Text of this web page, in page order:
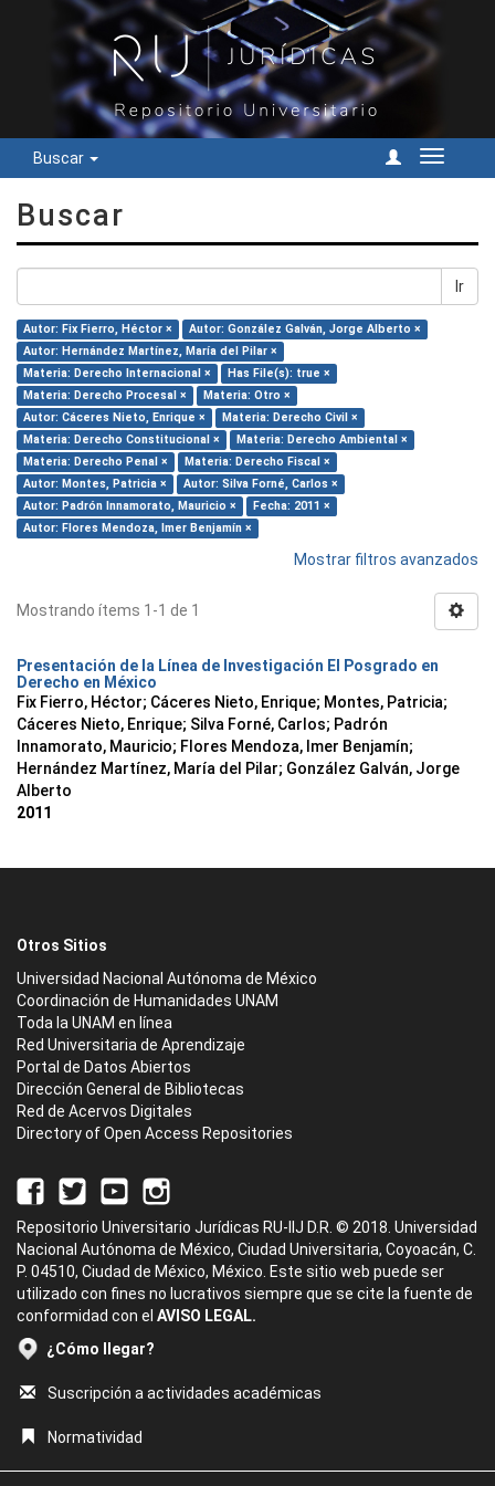
Buscar
Cambiar
Buscar
Ir
Autor: Fix Fierro, Héctor ×
Autor: González Galván, Jorge Alberto ×
Autor: Hernández Martínez, María del Pilar ×
Materia: Derecho Internacional ×
Has File(s): true ×
Materia: Derecho Procesal ×
Materia: Otro ×
Autor: Cáceres Nieto, Enrique ×
Materia: Derecho Civil ×
Materia: Derecho Constitucional ×
Materia: Derecho Ambiental ×
Materia: Derecho Penal ×
Materia: Derecho Fiscal ×
Autor: Montes, Patricia ×
Autor: Silva Forné, Carlos ×
Autor: Padrón Innamorato, Mauricio ×
Fecha: 2011 ×
Autor: Flores Mendoza, Imer Benjamín ×
Mostrar filtros avanzados
Mostrando ítems 1-1 de 1
Presentación de la Línea de Investigación El Posgrado en
Derecho en México
Fix Fierro, Héctor; Cáceres Nieto, Enrique; Montes, Patricia;
Cáceres Nieto, Enrique; Silva Forné, Carlos; Padrón
Innamorato, Mauricio; Flores Mendoza, Imer Benjamín;
Hernández Martínez, María del Pilar; González Galván, Jorge
Alberto
2011
Otros Sitios
Universidad Nacional Autónoma de México
Coordinación de Humanidades UNAM
Toda la UNAM en línea
Red Universitaria de Aprendizaje
Portal de Datos Abiertos
Dirección General de Bibliotecas
Red de Acervos Digitales
Directory of Open Access Repositories
Repositorio Universitario Jurídicas RU-IIJ D.R. © 2018. Universidad
Nacional Autónoma de México, Ciudad Universitaria, Coyoacán, C.
P. 04510, Ciudad de México, México. Este sitio web puede ser
utilizado con fines no lucrativos siempre que se cite la fuente de
conformidad con el AVISO LEGAL.
¿Cómo llegar?
Suscripción a actividades académicas
Normatividad